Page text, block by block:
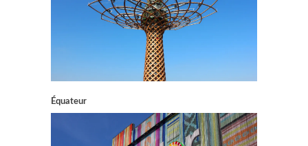
Équateur